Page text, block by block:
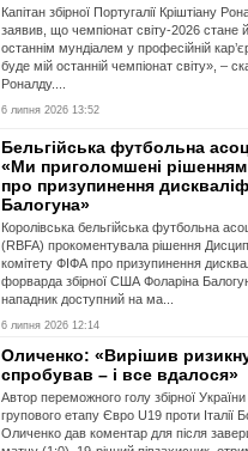
Капітан збірної Португалії Кріштіану
заявив, що чемпіонат світу-2026 стане
останнім мундіалем у професійній
буде мій останній чемпіонат світу», –
Роналду....
6 липня 2026 13:52
Бельгійська футбольна
«Ми приголомшені
про призупинення
Балогуна»
Королівська бельгійська футбольна
(RBFA) прокоментувала рішення
комітету ФІФА про призупинення
форварда збірної США Фоларіна
нападник доступний на ма...
6 липня 2026 12:14
Оличенко: «Вирішив
спробував – і все вдалося»
Автор переможного голу збірної України
групового етапу Євро U19 проти Італії
Оличенко дав коментар для після